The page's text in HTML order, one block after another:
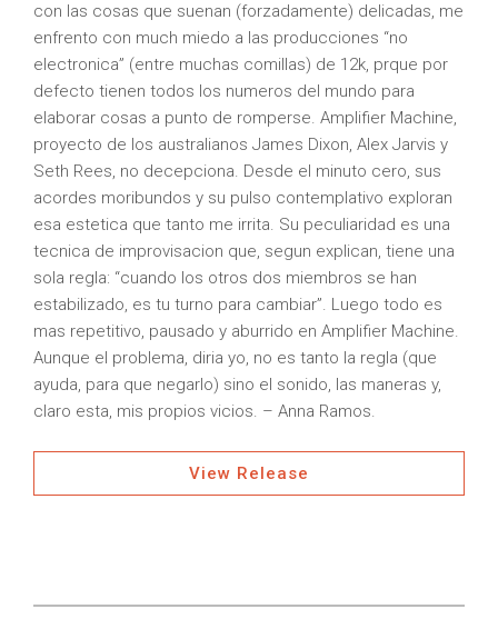
con las cosas que suenan (forzadamente) delicadas, me
enfrento con much miedo a las producciones “no
electronica” (entre muchas comillas) de 12k, prque por
defecto tienen todos los numeros del mundo para
elaborar cosas a punto de romperse. Amplifier Machine,
proyecto de los australianos James Dixon, Alex Jarvis y
Seth Rees, no decepciona. Desde el minuto cero, sus
acordes moribundos y su pulso contemplativo exploran
esa estetica que tanto me irrita. Su peculiaridad es una
tecnica de improvisacion que, segun explican, tiene una
sola regla: “cuando los otros dos miembros se han
estabilizado, es tu turno para cambiar”. Luego todo es
mas repetitivo, pausado y aburrido en Amplifier Machine.
Aunque el problema, diria yo, no es tanto la regla (que
ayuda, para que negarlo) sino el sonido, las maneras y,
claro esta, mis propios vicios. – Anna Ramos.
View Release